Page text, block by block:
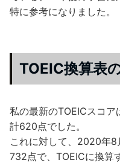
特に参考になりました。
TOEIC換算表
私の最新のTOEICスコ
計620点でした。
これに対して、2020年8
732点で、TOEICに換算